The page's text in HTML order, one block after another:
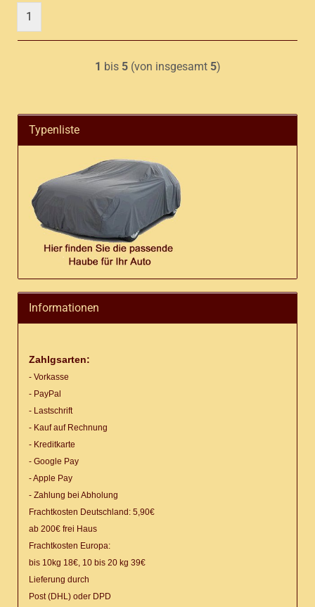
1
1 bis 5(von insgesamt 5)
Typenliste
Informationen
Zahlgsarten:
- Vorkasse
- PayPal
- Lastschrift
- Kauf auf Rechnung
- Kreditkarte
- Google Pay
- Apple Pay
- Zahlung bei Abholung
Frachtkosten Deutschland: 5,90€
ab 200€ frei Haus
Frachtkosten Europa:
bis 10kg 18€, 10 bis 20 kg 39€
Lieferung durch
Post (DHL) oder DPD